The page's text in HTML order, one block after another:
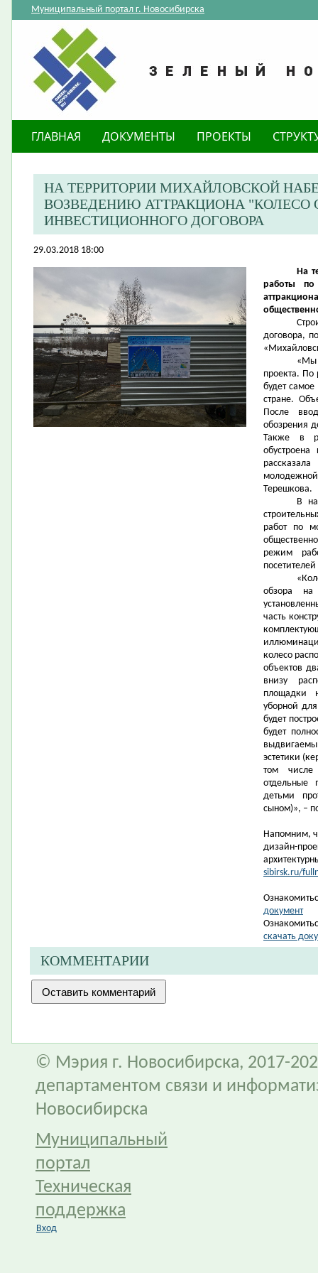
Муниципальный портал г. Новосибирска
ГЛАВНАЯ ДОКУМЕНТЫ ПРОЕКТЫ
НА ТЕРРИТОРИИ МИХАЙЛОВСКОЙ
ВОЗВЕДЕНИЮ АТТРАКЦИОНА "КОЛЕСО
ИНВЕСТИЦИОННОГО ДОГОВОРА
29.03.2018 18:00
На
работы по
договора,
«Мы
проекта. По
будет
стране.
После
обозрения
Также в
Терешкова.
В
работ по
режим
обзора
часть
колесо
объектов
внизу
площадки
уборной
будет
будет
эстетики
том числе
отдельные
детьми
сыном)», –
Напомним,
дизайн-
sibirsk.ru/
документ
скачать
КОММЕНТАРИИ
© Мэрия г. Новосибирска, 2017-
департаментом связи и
Новосибирска
Муниципальный
портал
Техническая
поддержка
Вход